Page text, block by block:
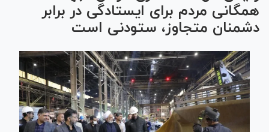
همگانی مردم برای ایستادگی در برابر
دشمنان متجاوز، ستودنی است